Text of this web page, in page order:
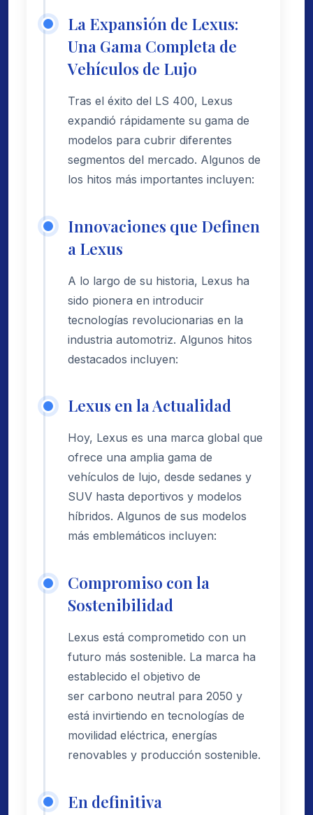
La Expansión de Lexus:
Una Gama Completa de
Vehículos de Lujo
Tras el éxito del LS 400, Lexus
expandió rápidamente su gama de
modelos para cubrir diferentes
segmentos del mercado. Algunos de
los hitos más importantes incluyen:
Innovaciones que Definen
a Lexus
A lo largo de su historia, Lexus ha
sido pionera en introducir
tecnologías revolucionarias en la
industria automotriz. Algunos hitos
destacados incluyen:
Lexus en la Actualidad
Hoy, Lexus es una marca global que
ofrece una amplia gama de
vehículos de lujo, desde sedanes y
SUV hasta deportivos y modelos
híbridos. Algunos de sus modelos
más emblemáticos incluyen:
Compromiso con la
Sostenibilidad
Lexus está comprometido con un
futuro más sostenible. La marca ha
establecido el objetivo de
ser carbono neutral para 2050 y
está invirtiendo en tecnologías de
movilidad eléctrica, energías
renovables y producción sostenible.
En definitiva